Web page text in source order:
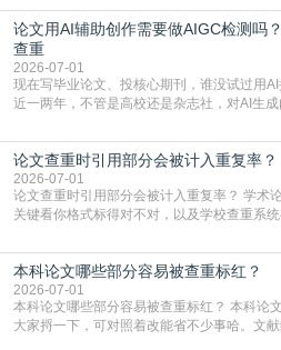
查数值误导。知网（CNKI）是学校定稿检测
生联合比对库，能比历届学长论文，硕博用
库，期刊投稿用AMLMC/SML
论文用AI辅助创作需要做AIGC检测吗
查重
2026-07-01
现在写毕业论文、投核心期刊，谁没试过用
近一两年，不管是高校还是杂志社，对AI生
真的太亏。提前做AIGC检测，已经成了很多
AIGC检测成了论文答辩投稿前的必备项？可
框架，内容都是自己写的，至于做AIG
论文查重时引用部分会被计入重复率？
2026-07-01
论文查重时引用部分会被计入重复率？ 学术论文引用部分会不会被算进重复率，
关键看你格式标得对不对，以及学校查重系
独占一行，每条文献用[1][2]方括号编号、与
7714（作者、题名、刊名、年、卷期、页码
成功后通常把这段标为引用，
本科论文哪些部分容易被查重标红？
2026-07-01
本科论文哪些部分容易被查重标红？ 本科论文查重，最容易“中招“标红的地方帮
大家捋一下，可对照着改能省不少事哈。文